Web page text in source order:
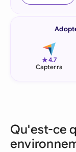
★4.7
Capterra
Qu'est-ce